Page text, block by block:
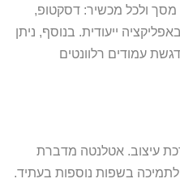
ולכל מכשיר: דסקטופ,
ייעודית. בנוסף, ניתן
עמודים רלוונטים
עיצוב. אטלנטה מדברת
בשפות נוספות בעתיד.